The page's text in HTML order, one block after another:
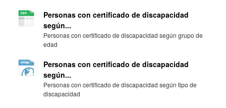
Personas con certificado de discapacidad
según...
Personas con certificado de discapacidad según grupo de
edad
Personas con certificado de discapacidad
según...
Personas con certificado de discapacidad según tipo de
discapacidad